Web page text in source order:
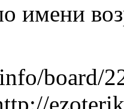
имени
board/